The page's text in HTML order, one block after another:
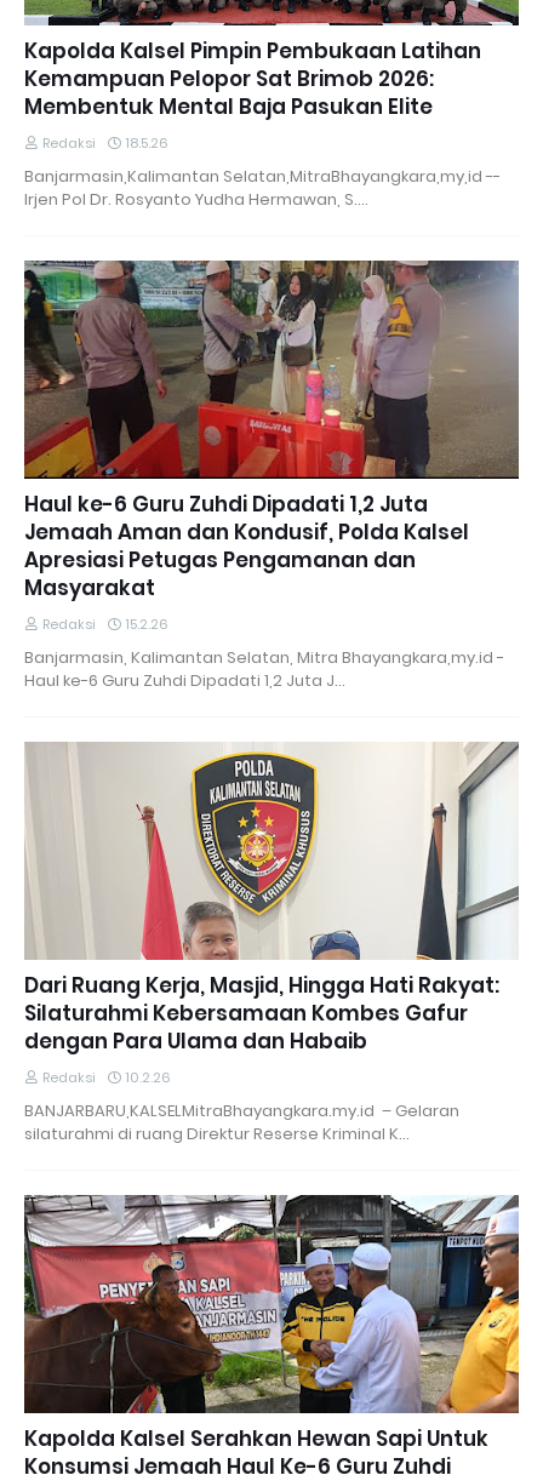
Kapolda Kalsel Pimpin Pembukaan Latihan
Kemampuan Pelopor Sat Brimob 2026:
Membentuk Mental Baja Pasukan Elite
Redaksi 18.5.26
Banjarmasin,Kalimantan Selatan,MitraBhayangkara,my,id --
Irjen Pol Dr. Rosyanto Yudha Hermawan, S.…
Haul ke-6 Guru Zuhdi Dipadati 1,2 Juta
Jemaah Aman dan Kondusif, Polda Kalsel
Apresiasi Petugas Pengamanan dan
Masyarakat
Redaksi 15.2.26
Banjarmasin, Kalimantan Selatan, Mitra Bhayangkara,my.id -
Haul ke-6 Guru Zuhdi Dipadati 1,2 Juta J…
Dari Ruang Kerja, Masjid, Hingga Hati Rakyat:
Silaturahmi Kebersamaan Kombes Gafur
dengan Para Ulama dan Habaib
Redaksi 10.2.26
BANJARBARU,KALSELMitraBhayangkara.my.id – Gelaran
silaturahmi di ruang Direktur Reserse Kriminal K…
Kapolda Kalsel Serahkan Hewan Sapi Untuk
Konsumsi Jemaah Haul Ke-6 Guru Zuhdi